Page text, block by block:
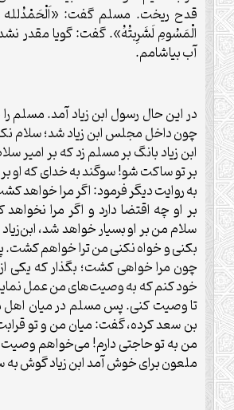
قدح ریخت. مسلم گفت: «اَلْحَمْدُلله
الْمَسُومِ لَشَرِبتُهُ». گفت: گویا مقدر
آب بیاشامم.
در این حال رسول ابن زیاد آمد. مسلم
چون داخل مجلس ابن زیاد شد؛ سلام
ابن زیاد بانگ بر مسلم زد که بر امیر
بر تو ساکت شو! سوگند به خدای که او
به روایت دیگر فرمود: اگر مرا خواهد
بر او چه اقتضا دارد و اگر مرا
سلام من بر او بسیار خواهد شد،
بکنی و خواه نکنی من ترا خواهم
چون مرا خواهی کشت؛ بگذار که یکی
خود کنم که به وصیت‌های من عمل
تا وصیت کنی. پس مسلم در میان
بن سعد کرده، گفت: میان من و تو
من به تو حاجتی دارم! می‌خواهم وصیت
ملعون برای خوش آمد ابن زیاد گوش